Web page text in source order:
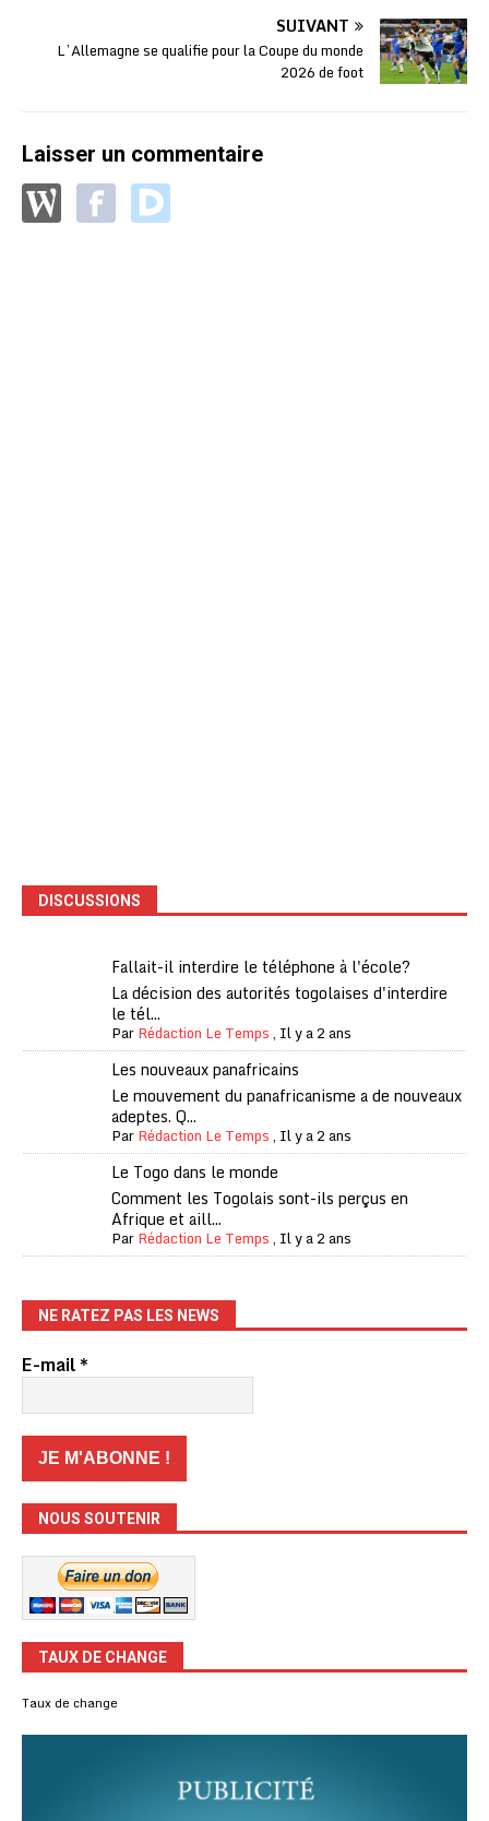
SUIVANT
L’Allemagne se qualifie pour la Coupe du monde
2026 de foot
Laisser un commentaire
DISCUSSIONS
Fallait-il interdire le téléphone à l'école?
La décision des autorités togolaises d'interdire
le tél...
ParRédaction Le Temps, Il y a 2 ans
Les nouveaux panafricains
Le mouvement du panafricanisme a de nouveaux
adeptes. Q...
ParRédaction Le Temps, Il y a 2 ans
Le Togo dans le monde
Comment les Togolais sont-ils perçus en
Afrique et aill...
ParRédaction Le Temps, Il y a 2 ans
NE RATEZ PAS LES NEWS
E-mail*
NOUS SOUTENIR
TAUX DE CHANGE
Taux de change